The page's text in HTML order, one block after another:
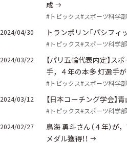
成
#トピックス#スポーツ科学部
2024/04/30
トランポリン「パシフィ
#トピックス#スポーツ科学部
2024/03/22
【パリ五輪代表内定】ス
手，４年の本多 灯選手
#トピックス#スポーツ科学部
2024/03/12
【日本コーチング学会】
#トピックス#スポーツ科学部
2024/02/27
鳥海 勇斗さん（４年）が
メダル獲得！！